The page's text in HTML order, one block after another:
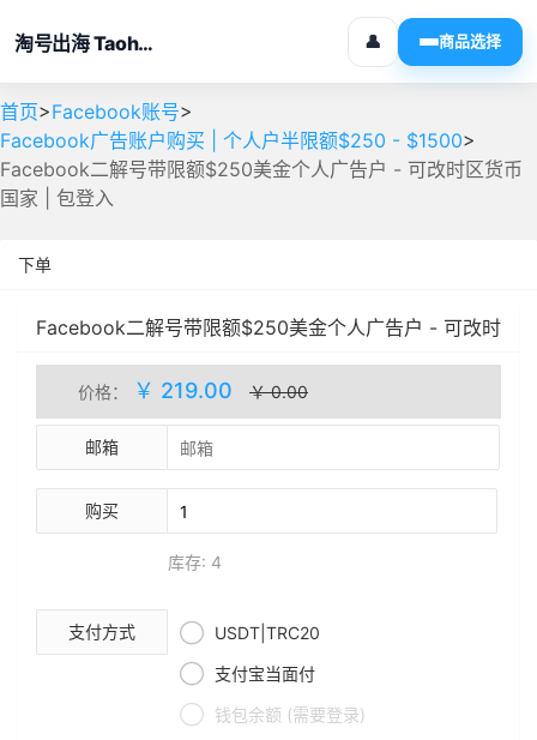
淘号出海 Taohaochuhai 👤 商品选择
首页>Facebook账号>
Facebook广告账户购买 | 个人户半限额$250 - $1500>
Facebook二解号带限额$250美金个人广告户 - 可改时区货币
国家 | 包登入
下单
Facebook二解号带限额$250美金个人广告户 - 可改时
区货币国家 | 包登入 人工处理 库存(4)
价格： ￥ 219.00 ￥ 0.00
邮箱
购买
库存: 4
支付方式  USDT|TRC20
 支付宝当面付
 钱包余额 (需要登录)